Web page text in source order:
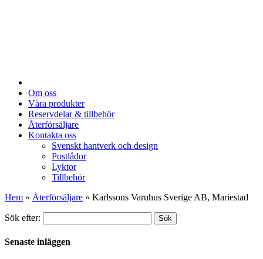
Om oss
Våra produkter
Reservdelar & tillbehör
Återförsäljare
Kontakta oss
Svenskt hantverk och design
Postlådor
Lyktor
Tillbehör
Hem » Återförsäljare » Karlssons Varuhus Sverige AB, Mariestad
Sök efter: Sök
Senaste inläggen